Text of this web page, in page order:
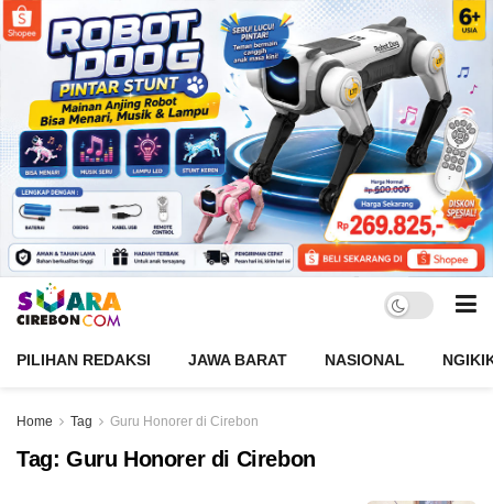
PILIHAN REDAKSI JAWA BARAT NASIONAL
Home Tag Guru Honorer di Cirebon
Tag: Guru Honorer di Cirebon